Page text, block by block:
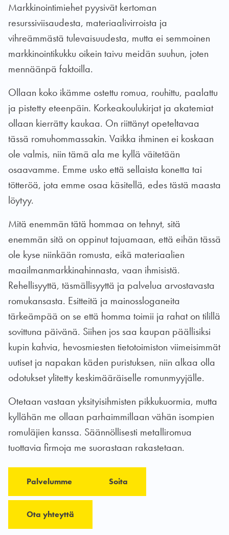
Markkinointimiehet pyysivät kertoman
resurssiviisaudesta, materiaalivirroista ja
vihreämmästä tulevaisuudesta, mutta ei semmoinen
markkinointikukku oikein taivu meidän suuhun, joten
mennäänpä faktoilla.
Ollaan koko ikämme ostettu romua, rouhittu, paalattu
ja pistetty eteenpäin. Korkeakoulukirjat ja akatemiat
ollaan kierrätty kaukaa. On riittänyt opeteltavaa
tässä romuhommassakin. Vaikka ihminen ei koskaan
ole valmis, niin tämä ala me kyllä väitetään
osaavamme. Emme usko että sellaista konetta tai
tötteröä, jota emme osaa käsitellä, edes tästä maasta
löytyy.
Mitä enemmän tätä hommaa on tehnyt, sitä
enemmän sitä on oppinut tajuamaan, että eihän tässä
ole kyse niinkään romusta, eikä materiaalien
maailmanmarkkinahinnasta, vaan ihmisistä.
Rehellisyyttä, täsmällisyyttä ja palvelua arvostavasta
romukansasta. Esitteitä ja mainossloganeita
tärkeämpää on se että homma toimii ja rahat on tilillä
sovittuna päivänä. Siihen jos saa kaupan päällisiksi
kupin kahvia, hevosmiesten tietotoimiston viimeisimmät
uutiset ja napakan käden puristuksen, niin alkaa olla
odotukset ylitetty keskimääräiselle romunmyyjälle.
Otetaan vastaan yksityisihmisten pikkukuormia, mutta
kyllähän me ollaan parhaimmillaan vähän isompien
romuläjien kanssa. Säännöllisesti metalliromua
tuottavia firmoja me suorastaan rakastetaan.
Palvelumme Soita
Ota yhteyttä